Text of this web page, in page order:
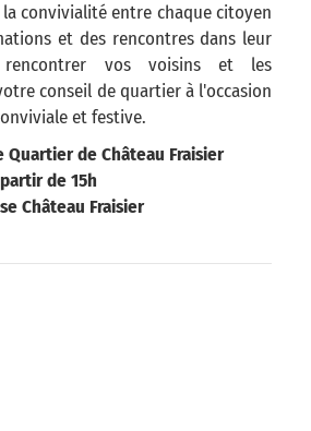
convivialité entre chaque citoyen
et des rencontres dans leur
rencontrer vos voisins et les
conseil de quartier à l'occasion
et festive.
Quartier de Château Fraisier
de 15h
Château Fraisier